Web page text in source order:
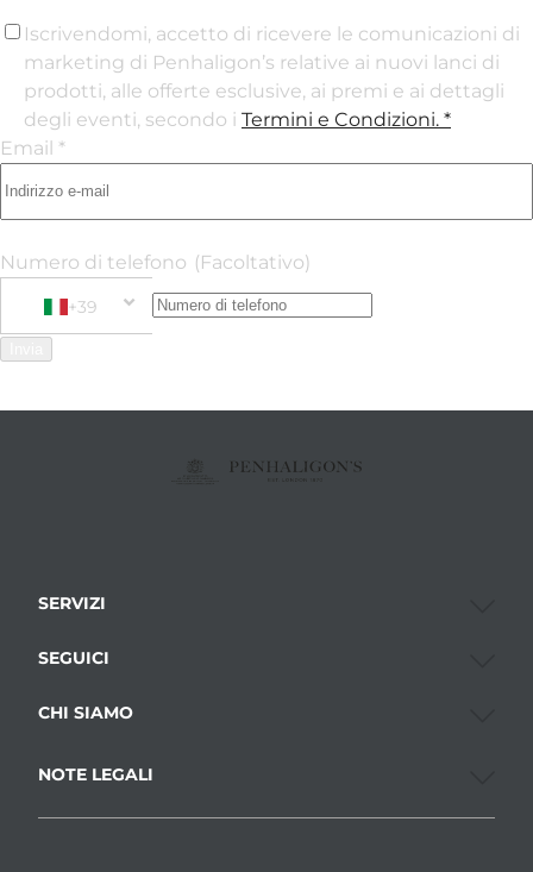
Iscrivendomi, accetto di ricevere le comunicazioni di
marketing di Penhaligon’s relative ai nuovi lanci di
prodotti, alle offerte esclusive, ai premi e ai dettagli
degli eventi, secondo i Termini e Condizioni. *
Email *
Numero di telefono (Facoltativo)
+39
+39 Italy (Italia)
Phone Number
SERVIZI
SEGUICI
CHI SIAMO
NOTE LEGALI